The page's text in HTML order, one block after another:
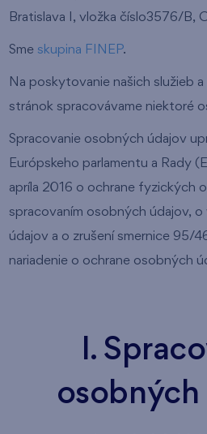
Bratislava I, vložka číslo3576/B,
Sme skupina FINEP.
Na poskytovanie našich služieb
stránok spracovávame niektoré
Spracovanie osobných údajov
Európskeho parlamentu a Rady
apríla 2016 o ochrane fyzických
spracovaním osobných údajov,
údajov a o zrušení smernice 95/
nariadenie o ochrane osobných
I.